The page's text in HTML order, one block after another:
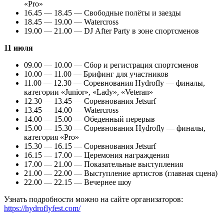
«Pro»
16.45 — 18.45 — Свободные полёты и заезды
18.45 — 19.00 — Watercross
19.00 — 21.00 — DJ After Party в зоне спортсменов
11 июля
09.00 — 10.00 — Сбор и регистрация спортсменов
10.00 — 11.00 — Брифинг для участников
11.00 — 12.30 — Соревнования Hydrofly — финалы,
категории «Junior», «Lady», «Veteran»
12.30 — 13.45 — Соревнования Jetsurf
13.45 — 14.00 — Watercross
14.00 — 15.00 — Обеденный перерыв
15.00 — 15.30 — Соревнования Hydrofly — финалы,
категория «Pro»
15.30 — 16.15 — Соревнования Jetsurf
16.15 — 17.00 — Церемония награждения
17.00 — 21.00 — Показательные выступления
21.00 — 22.00 — Выступление артистов (главная сцена)
22.00 — 22.15 — Вечернее шоу
Узнать подробности можно на сайте организаторов:
https://hydroflyfest.com/